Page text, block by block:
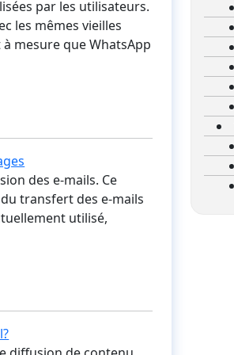
par les utilisateurs.
les mêmes vieilles
mesure que WhatsApp
des e-mails. Ce
transfert des e-mails
utilisé,